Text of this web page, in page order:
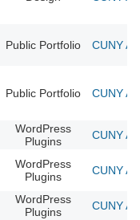
Public Portfolio CUNY
Public Portfolio CUNY
WordPress
Plugins
CUNY
WordPress
Plugins
CUNY
WordPress
Plugins
CUNY